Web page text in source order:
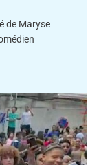
de Maryse